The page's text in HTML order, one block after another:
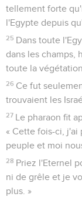
tellement forte
l'Egypte depuis
25 Dans toute
dans les champs,
toute la
26 Ce fut
trouvaient les
27 Le pharaon fit
« Cette fois-ci, j'ai
peuple et moi
28 Priez l'Eternel
ni de grêle et je
plus. »